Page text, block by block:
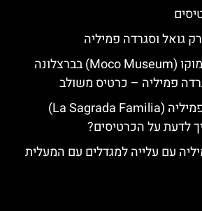
גואל וסגרדה פמיליה
כרטיסים למוזיאון מוקו (Moco Museum) בברצלונה
פמיליה – כרטיס משולב
קתדרלת הסגרדה פמיליה (La Sagrada Familia)
לדעת על הכרטיסים?
עם עלייה למגדלים עם המעלית